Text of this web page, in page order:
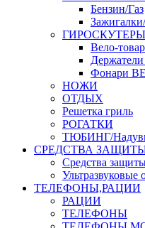
Бензин/Газ
Вело-
Фонари
НОЖИ
ОТДЫХ
Решетка гриль
РОГАТКИ
ТЮБИНГ/
СРЕДСТВА
Средства
Ультразвуковые
ТЕЛЕФОНЫ,РАЦИИ
РАЦИИ
ТЕЛЕФОНЫ